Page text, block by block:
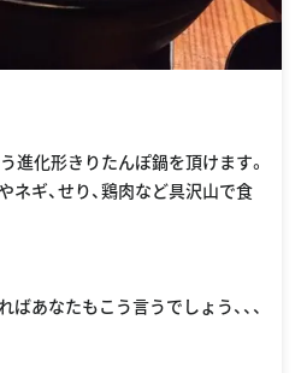
進化形きりたんぽ鍋を頂けます。
ギ、せり、鶏肉など具沢山で食
あなたもこう言うでしょう、、、